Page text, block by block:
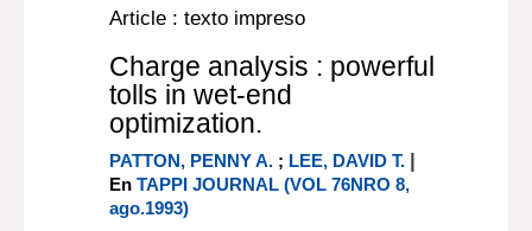
Article : texto impreso
Charge analysis : powerful
tolls in wet-end
optimization.
PATTON, PENNY A. ; LEE, DAVID T. |
EnTAPPI JOURNAL (VOL 76NRO 8,
ago.1993)